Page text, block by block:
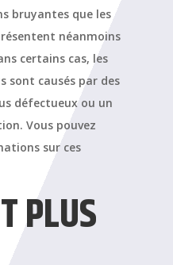
bruyantes que les
néanmoins
certains cas, les
sont causés par des
défectueux ou un
Vous pouvez
sur ces
PLUS